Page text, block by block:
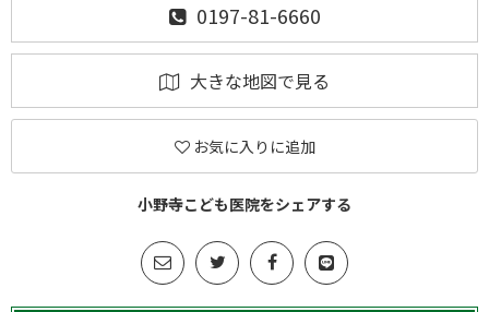
0197-81-6660
大きな地図で見る
お気に入りに追加
小野寺こども医院をシェアする